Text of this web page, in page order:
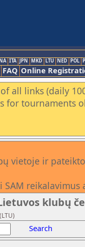
ITA JPN MKD LTU NED POL
FAQ Online
all links (daily
for tournaments
vietoje ir
reikalavimus
klubų
Search